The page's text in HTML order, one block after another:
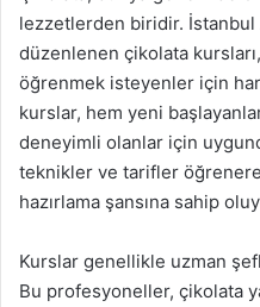
lezzetlerden biridir. İstanbul
düzenlenen çikolata
öğrenmek isteyenler için
kurslar, hem yeni
deneyimli olanlar için
teknikler ve tarifler
hazırlama şansına sahip
Kurslar genellikle uzman
Bu profesyoneller, çikolata